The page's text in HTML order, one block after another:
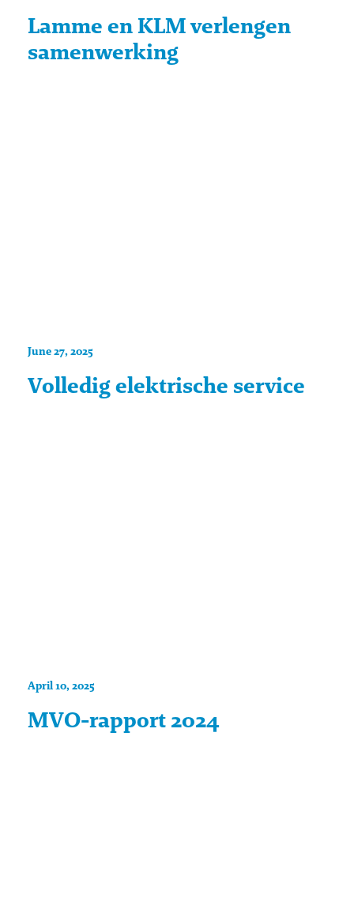
Lamme en KLM verlengen
samenwerking
June 27, 2025
Volledig elektrische service
April 10, 2025
MVO-rapport 2024